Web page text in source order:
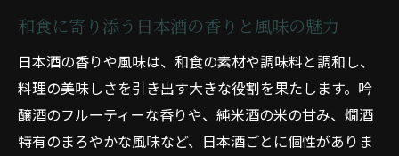
和食に寄り添う日本酒の香りと風味の魅力
日本酒の香りや風味は、和食の素材や調味料と調和し、
料理の美味しさを引き出す大きな役割を果たします。吟
醸酒のフルーティーな香りや、純米酒の米の甘み、燗酒
特有のまろやかな風味など、日本酒ごとに個性がありま